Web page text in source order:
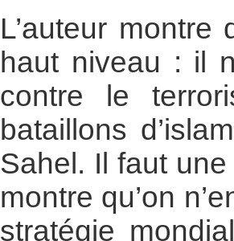
L’auteur montre
haut niveau : il
contre le
bataillons
Sahel. Il faut
montre qu’on
stratégie